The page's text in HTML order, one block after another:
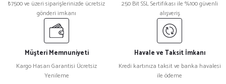
₺7500 ve üzeri siparişlerinizde ücretsiz
gönderi imkanı
250 Bit SSL Sertifikası ile %100 güvenli
alışveriş
Müşteri Memnuniyeti
Kargo Hasarı Garantisi Ücretsiz
Yenileme
Havale ve Taksit İmkanı
Kredi kartınıza taksit ve banka havalesi
ile ödeme